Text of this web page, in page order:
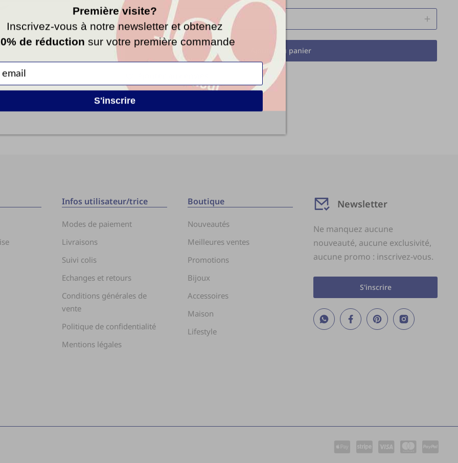
Ajouter au panier
Infos utilisateur/trice
Modes de paiement
Livraisons
Suivi colis
Echanges et retours
Conditions générales de
vente
Politique de confidentialité
Mentions légales
Boutique
Nouveautés
Meilleures ventes
Promotions
Bijoux
Accessoires
Maison
Lifestyle
Newsletter
Ne manquez aucune
nouveauté, aucune exclusivité,
aucune promo : inscrivez-vous.
S'inscrire
Première visite?
Inscrivez-vous à notre newsletter et obtenez
de réduction sur votre première commande
S'inscrire